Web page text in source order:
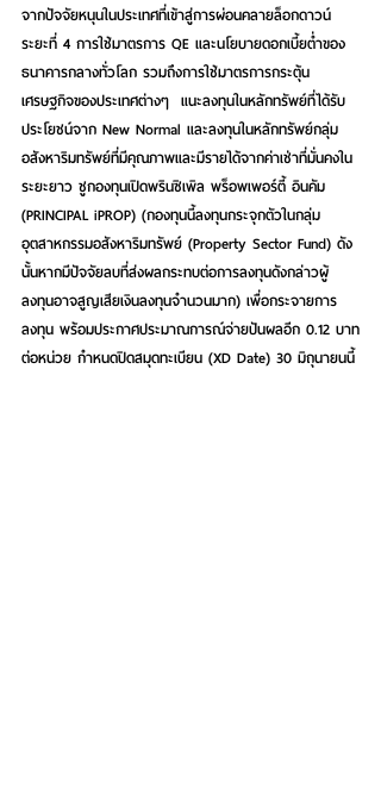
จากปัจจัยหนุนในประเทศที่เข้าสู่การผ่อนคลายล็อกดาวน์
ระยะที่ 4 การใช้มาตรการ QE และนโยบายดอกเบี้ยต่ำของ
ธนาคารกลางทั่วโลก รวมถึงการใช้มาตรการกระตุ้น
เศรษฐกิจของประเทศต่างๆ แนะลงทุนในหลักทรัพย์ที่ได้รับ
ประโยชน์จาก New Normal และลงทุนในหลักทรัพย์กลุ่ม
อสังหาริมทรัพย์ที่มีคุณภาพและมีรายได้จากค่าเช่าที่มั่นคงใน
ระยะยาว ชูกองทุนเปิดพรินซิเพิล พร็อพเพอร์ตี้ อินคัม
(PRINCIPAL iPROP) (กองทุนนี้ลงทุนกระจุกตัวในกลุ่ม
อุตสาหกรรมอสังหาริมทรัพย์ (Property Sector Fund) ดัง
นั้นหากมีปัจจัยลบที่ส่งผลกระทบต่อการลงทุนดังกล่าวผู้
ลงทุนอาจสูญเสียเงินลงทุนจำนวนมาก) เพื่อกระจายการ
ลงทุน พร้อมประกาศประมาณการณ์จ่ายปันผลอีก 0.12 บาท
ต่อหน่วย กำหนดปิดสมุดทะเบียน (XD Date) 30 มิถุนายนนี้